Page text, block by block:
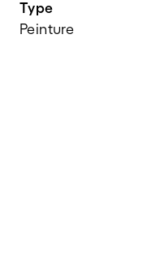
Type
Peinture